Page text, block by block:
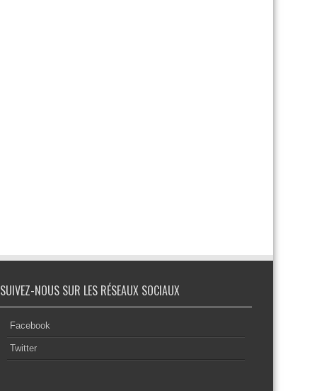
SUIVEZ-NOUS SUR LES RÉSEAUX SOCIAUX
Facebook
Twitter